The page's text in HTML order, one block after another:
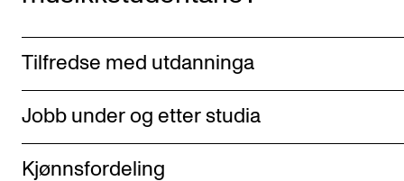
Tilfredse med utdanninga
Jobb under og etter studia
Kjønnsfordeling